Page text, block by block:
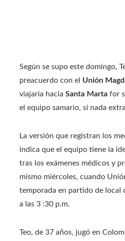
Según se supo este domingo,
preacuerdo con el Unión
viajaría hacia Santa Marta for
el equipo samario, si nada
La versión que registran los
indica que el equipo tiene la
tras los exámenes médicos y
mismo miércoles, cuando
temporada en partido de local
a las 3 :30 p.m.
Teo, de 37 años, jugó en